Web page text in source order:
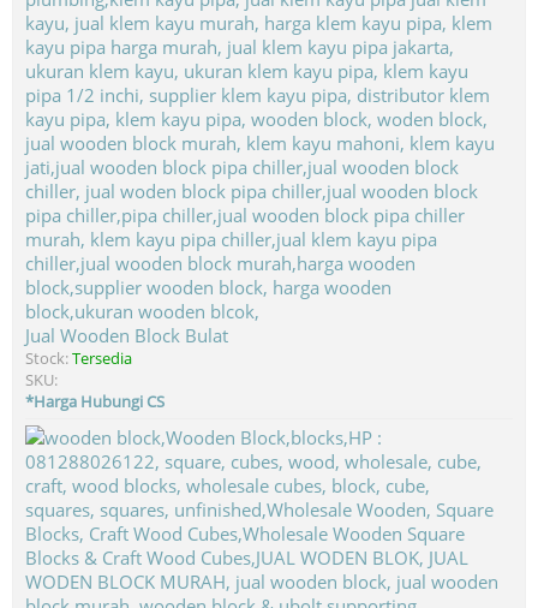
Jual Wooden Block Bulat
Stock:Tersedia
SKU:
*Harga Hubungi CS